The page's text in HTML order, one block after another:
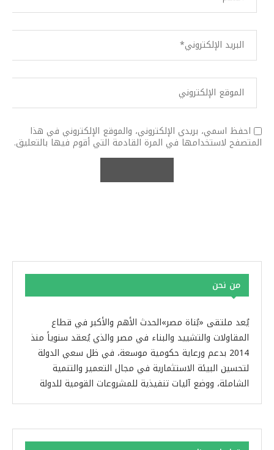
احفظ اسمي، بريدي الإلكتروني، والموقع الإلكتروني في هذا
المتصفح لاستخدامها في المرة القادمة التي أقوم فيها بالتعليق.
من نحن
يُعد ملتقى «بُناة مصر»الحدث الأهم والأكبر في قطاع
المقاولات والتشييد والبناء في مصر والذي يُعقد سنوياً منذ
2014 بدعم ورعاية حكومية موسعة، في ظل سعي الدولة
لتحسين البيئة الاستثمارية في مجال التعمير والتنمية
الشاملة، ووضع آليات تنفيذية للمشروعات القومية للدولة